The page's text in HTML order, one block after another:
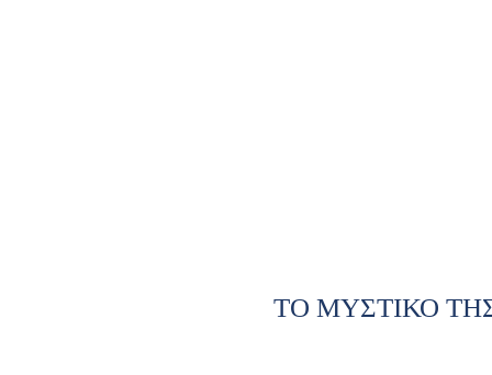
ΤΟ ΜΥΣΤΙΚΟ